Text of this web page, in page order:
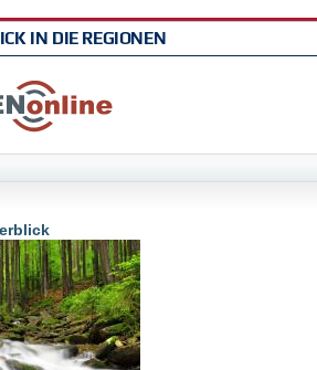
IN DIE REGIONEN